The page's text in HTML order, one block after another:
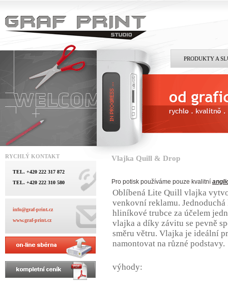
PRODUKTY A
Vlajka Quill & Drop
Pro potisk používáme pouze kvalitní
Oblíbená Lite Quill vlajka
venkovní reklamu.
hliníkové trubce za účelem
vlajka a díky závitu se pevně
směru větru. Vlajka je ideální
namontovat na různé podstavy.
výhody:
RYCHLÝ KONTAKT
TEL. +420 222 317 872
TEL. +420 222 310 580
info@graf-print.cz
www.graf-print.cz